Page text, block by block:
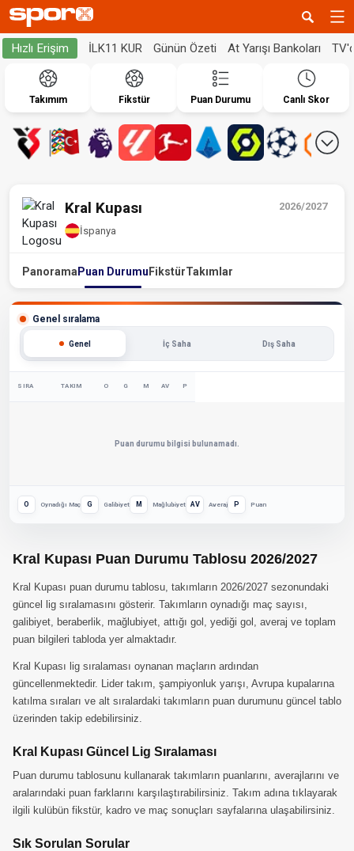
Hızlı Erişim İLK11 KUR Günün Özeti At Yarışı Bankoları
Takımım Fikstür Puan Durumu Canlı Skor
2026/2027
Kral Kupası
İspanya
Panorama Puan Durumu FikstürTakımlar
Genel sıralama
Genel İç Saha Dış Saha
SIRA TAKIM O G M AV P
Puan durumu bilgisi bulunamadı.
O Oynadığı Maç G Galibiyet M Mağlubiyet AV Averaj P Puan
Kral Kupası Puan Durumu Tablosu 2026/2027
Kral Kupası puan durumu tablosu, takımların 2026/2027 sezonundaki
güncel lig sıralamasını gösterir. Takımların oynadığı maç sayısı,
galibiyet, beraberlik, mağlubiyet, attığı gol, yediği gol, averaj ve toplam
puan bilgileri tabloda yer almaktadır.
Kral Kupası lig sıralaması oynanan maçların ardından
güncellenmektedir. Lider takım, şampiyonluk yarışı, Avrupa kupalarına
katılma sıraları ve alt sıralardaki takımların puan durumunu güncel tablo
üzerinden takip edebilirsiniz.
Kral Kupası Güncel Lig Sıralaması
Puan durumu tablosunu kullanarak takımların puanlarını, averajlarını ve
aralarındaki puan farklarını karşılaştırabilirsiniz. Takım adına tıklayarak
ilgili kulübün fikstür, kadro ve maç sonuçları sayfalarına ulaşabilirsiniz.
Sık Sorulan Sorular